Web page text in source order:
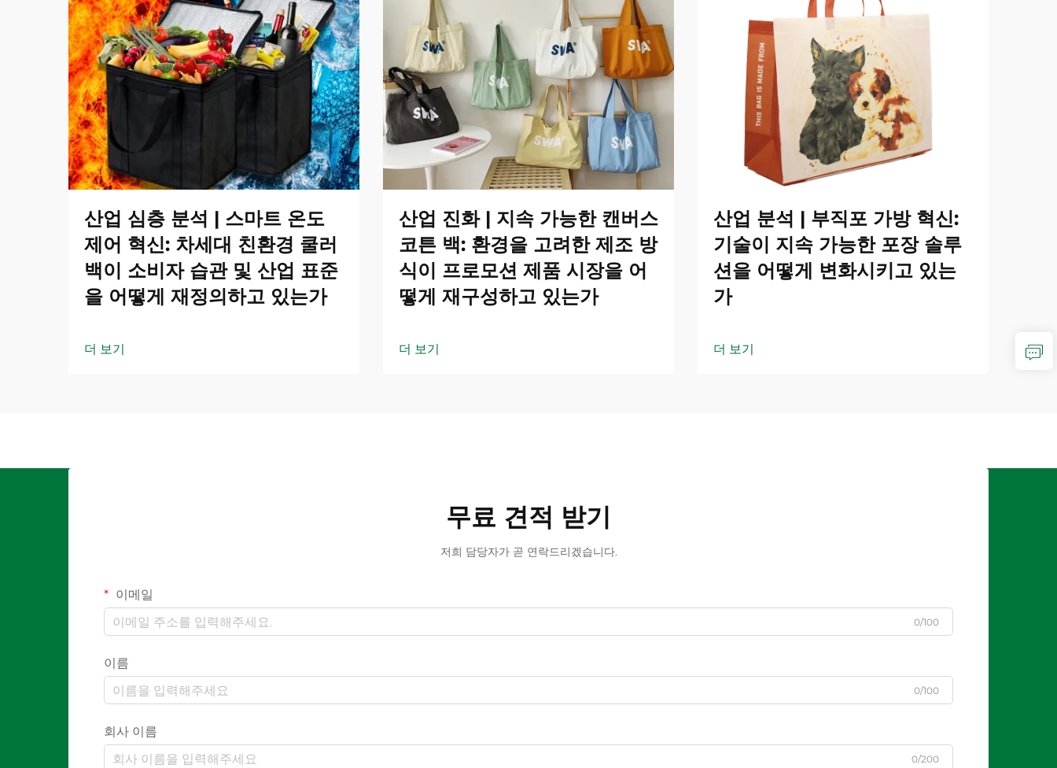
산업 심층 분석 | 스마트 온도
제어 혁신: 차세대 친환경 쿨러
백이 소비자 습관 및 산업 표준
을 어떻게 재정의하고 있는가
더 보기
산업 진화 | 지속 가능한 캔버스
코튼 백: 환경을 고려한 제조 방
식이 프로모션 제품 시장을 어
떻게 재구성하고 있는가
더 보기
산업 분석 | 부직포 가방 혁신:
기술이 지속 가능한 포장 솔루
션을 어떻게 변화시키고 있는
가
더 보기
무료 견적 받기
저희 담당자가 곧 연락드리겠습니다.
이메일
0/100
이름
0/100
회사 이름
0/200